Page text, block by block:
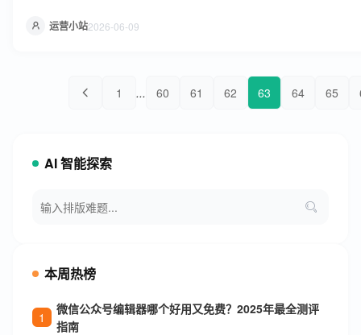
痛点
运营小站2026-06-09
1 ... 60 61 62 63 64 65
AI 智能探索
本周热榜
微信公众号编辑器哪个好用又免费？2025年最全测评
指南